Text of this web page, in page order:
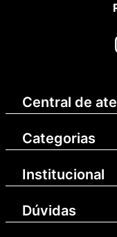
Central de
Categorias
Institucional
Dúvidas